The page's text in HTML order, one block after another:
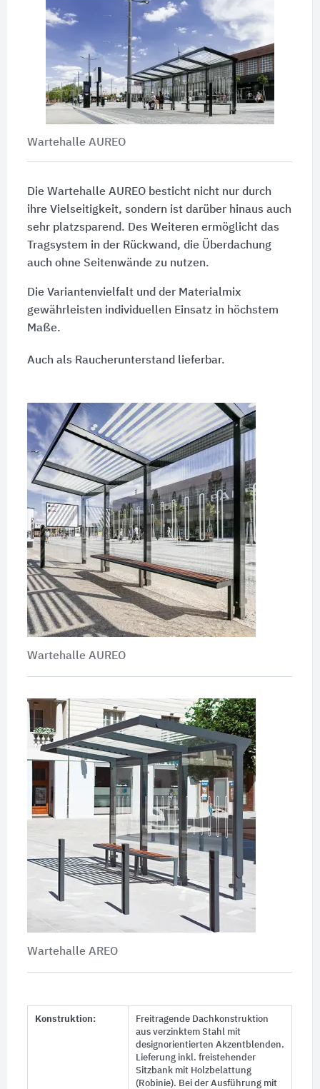
Wartehalle AUREO
Die Wartehalle AUREO besticht nicht nur durch
ihre Vielseitigkeit, sondern ist darüber hinaus auch
sehr platzsparend. Des Weiteren ermöglicht das
Tragsystem in der Rückwand, die Überdachung
auch ohne Seitenwände zu nutzen.
Die Variantenvielfalt und der Materialmix
gewährleisten individuellen Einsatz in höchstem
Maße.
Auch als Raucherunterstand lieferbar.
Wartehalle AUREO
Wartehalle AREO
Konstruktion:
Freitragende Dachkonstruktion
aus verzinktem Stahl mit
designorientierten Akzentblenden.
Lieferung inkl. freistehender
Sitzbank mit Holzbelattung
(Robinie). Bei der Ausführung mit